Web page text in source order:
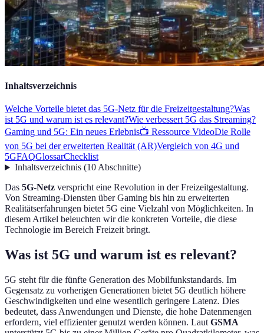
Inhaltsverzeichnis
Welche Vorteile bietet das 5G-Netz für die Freizeitgestaltung?Was
ist 5G und warum ist es relevant?Wie verbessert 5G das Streaming?
Gaming und 5G: Ein neues Erlebnis📺 Ressource VideoDie Rolle
von 5G bei der erweiterten Realität (AR)Vergleich von 4G und
5GFAQGlossarChecklist
Inhaltsverzeichnis(10Abschnitte)
Das 5G-Netz verspricht eine Revolution in der Freizeitgestaltung.
Von Streaming-Diensten über Gaming bis hin zu erweiterten
Realitätserfahrungen bietet 5G eine Vielzahl von Möglichkeiten. In
diesem Artikel beleuchten wir die konkreten Vorteile, die diese
Technologie im Bereich Freizeit bringt.
Was ist 5G und warum ist es relevant?
5G steht für die fünfte Generation des Mobilfunkstandards. Im
Gegensatz zu vorherigen Generationen bietet 5G deutlich höhere
Geschwindigkeiten und eine wesentlich geringere Latenz. Dies
bedeutet, dass Anwendungen und Dienste, die hohe Datenmengen
erfordern, viel effizienter genutzt werden können. Laut GSMA